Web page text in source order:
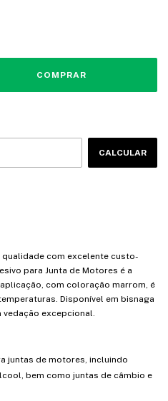
CALCULAR
com excelente custo-
para Junta de Motores é a
com coloração marrom, é
Disponível em bisnaga
excepcional.
juntas de motores, incluindo
bem como juntas de câmbio e